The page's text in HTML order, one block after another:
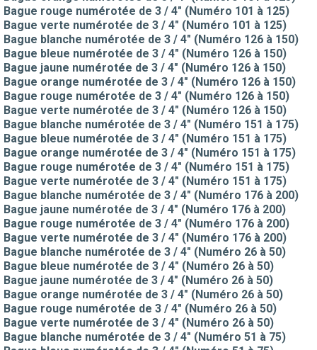
Bague rouge numérotée de 3 / 4" (Numéro 101 à 125)
Bague verte numérotée de 3 / 4" (Numéro 101 à 125)
Bague blanche numérotée de 3 / 4" (Numéro 126 à 150)
Bague bleue numérotée de 3 / 4" (Numéro 126 à 150)
Bague jaune numérotée de 3 / 4" (Numéro 126 à 150)
Bague orange numérotée de 3 / 4" (Numéro 126 à 150)
Bague rouge numérotée de 3 / 4" (Numéro 126 à 150)
Bague verte numérotée de 3 / 4" (Numéro 126 à 150)
Bague blanche numérotée de 3 / 4" (Numéro 151 à 175)
Bague bleue numérotée de 3 / 4" (Numéro 151 à 175)
Bague orange numérotée de 3 / 4" (Numéro 151 à 175)
Bague rouge numérotée de 3 / 4" (Numéro 151 à 175)
Bague verte numérotée de 3 / 4" (Numéro 151 à 175)
Bague blanche numérotée de 3 / 4" (Numéro 176 à 200)
Bague jaune numérotée de 3 / 4" (Numéro 176 à 200)
Bague rouge numérotée de 3 / 4" (Numéro 176 à 200)
Bague verte numérotée de 3 / 4" (Numéro 176 à 200)
Bague blanche numérotée de 3 / 4" (Numéro 26 à 50)
Bague bleue numérotée de 3 / 4" (Numéro 26 à 50)
Bague jaune numérotée de 3 / 4" (Numéro 26 à 50)
Bague orange numérotée de 3 / 4" (Numéro 26 à 50)
Bague rouge numérotée de 3 / 4" (Numéro 26 à 50)
Bague verte numérotée de 3 / 4" (Numéro 26 à 50)
Bague blanche numérotée de 3 / 4" (Numéro 51 à 75)